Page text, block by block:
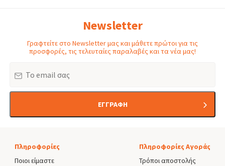
Newsletter
Γραφτείτε στο Newsletter μας και μάθετε πρώτοι για τις
προσφορές, τις τελευταίες παραλαβές και τα νέα μας!
ΕΓΓΡΑΦΗ
Πληροφορίες
Ποιοι είμαστε
Πληροφορίες Αγοράς
Τρόποι αποστολής